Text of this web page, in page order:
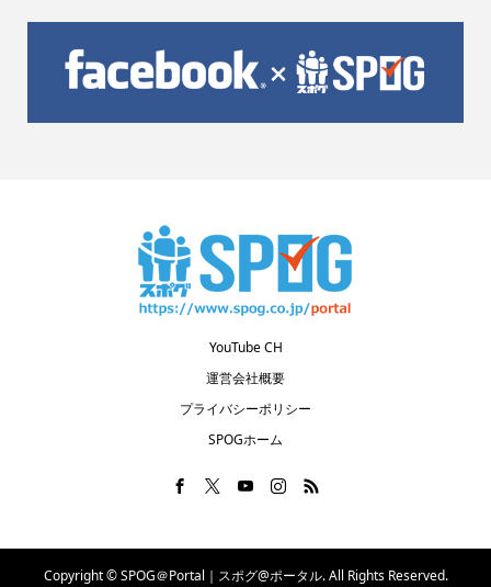
YouTube CH
運営会社概要
プライバシーポリシー
SPOGホーム
Copyright ©SPOG＠Portal｜スポグ@ポータル. All Rights Reserved.